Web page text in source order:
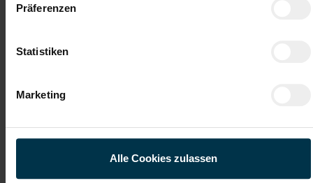
Präferenzen
Statistiken
Marketing
Alle Cookies zulassen
Unbefristetes
Dienstverhältnis
Du-Kultur